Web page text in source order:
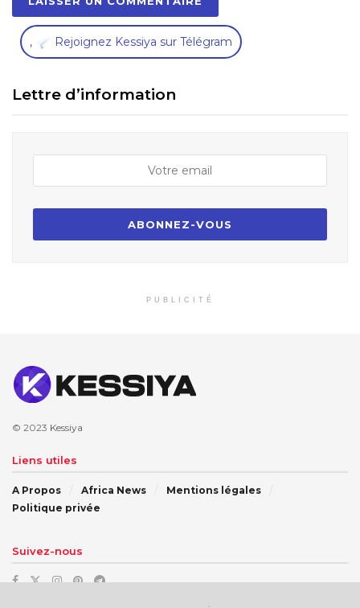
, Rejoignez Kessiya sur Télégram
Lettre d’information
PUBLICITÉ
© 2023 Kessiya
Liens utiles
A Propos Africa News
Mentions légales
Politique privée
Suivez-nous